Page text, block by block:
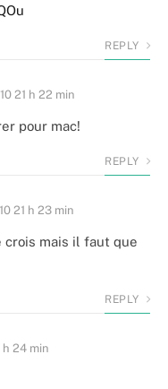
REPLY
21 h 22 min
pour mac!
REPLY
21 h 23 min
crois mais il faut que
REPLY
h 24 min